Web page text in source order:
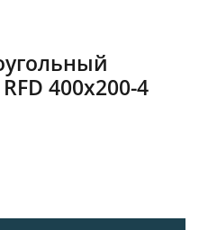
400х200-4